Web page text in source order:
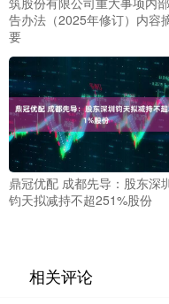
告办法（2025年修订）内容
要
鼎冠优配 成都先导：股东深
钧天拟减持不超251%股份
相关评论